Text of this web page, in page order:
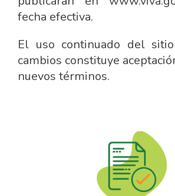
fecha efectiva.
El uso continuado del
cambios constituye
nuevos términos.